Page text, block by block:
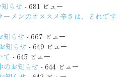
知らせ - 681 ビュー
ーメンのオススメ辛さは、どれです
知らせ - 667 ビュー
知らせ - 649 ビュー
て - 645 ビュー
のお知らせ - 644 ビュー